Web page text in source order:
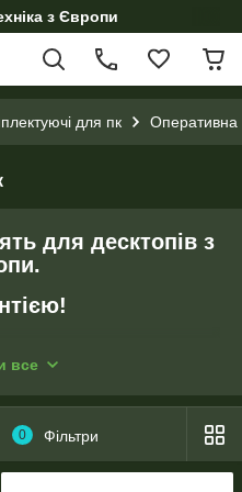
з Європи
для пк Оперативна
для десктопів з
від енергії і служить
зберігання різної
тривалого періоду.
за все, представляють
все
0 Фільтри